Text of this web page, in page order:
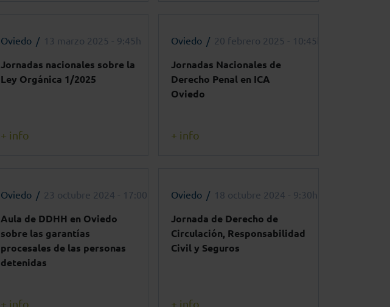
Oviedo 13 marzo 2025 - 9:45h
Jornadas nacionales sobre la
Ley Orgánica 1/2025
+ info
Oviedo 20 febrero 2025 - 10:45h
Jornadas Nacionales de
Derecho Penal en ICA
Oviedo
+ info
Oviedo 23 octubre 2024 - 17:00h
Aula de DDHH en Oviedo
sobre las garantías
procesales de las personas
detenidas
+ info
Oviedo 18 octubre 2024 - 9:30h
Jornada de Derecho de
Circulación, Responsabilidad
Civil y Seguros
+ info